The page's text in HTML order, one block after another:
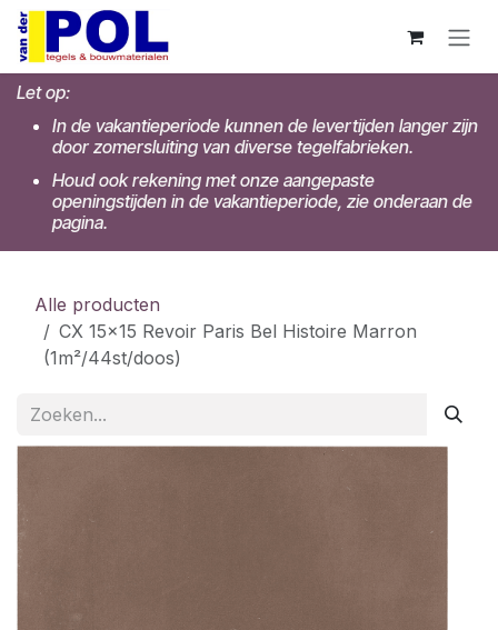
Overslaan naar inhoud
Let op:
In de vakantieperiode kunnen de levertijden langer zijn
door zomersluiting van diverse tegelfabrieken.
Houd ook rekening met onze aangepaste
openingstijden in de vakantieperiode, zie onderaan de
pagina.
Alle producten
CX 15x15 Revoir Paris Bel Histoire Marron
(1m²/44st/doos)